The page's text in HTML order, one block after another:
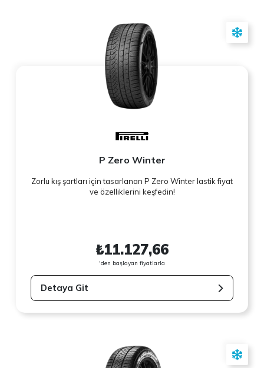
P Zero Winter
Zorlu kış şartları için tasarlanan P Zero Winter lastik fiyat
ve özelliklerini keşfedin!
₺11.127,66
'den başlayan fiyatlarla
Detaya Git